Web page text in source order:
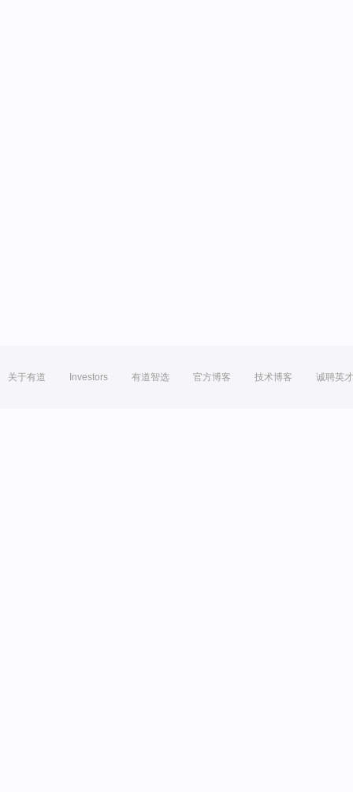
关于有道 Investors 有道智选 官方博客 技术博客 诚聘英才